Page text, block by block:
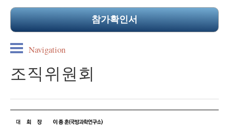
참가확인서
Navigation
조직위원회